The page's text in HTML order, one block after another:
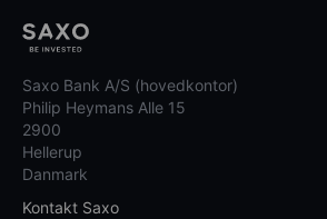
Saxo Bank A/S (hovedkontor)
Philip Heymans Alle 15
2900
Hellerup
Danmark
Kontakt Saxo